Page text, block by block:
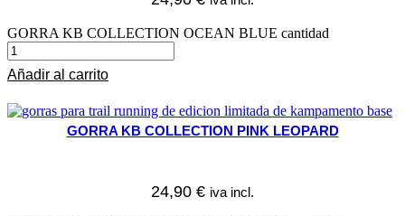
GORRA KB COLLECTION OCEAN BLUE cantidad
Añadir al carrito
GORRA KB COLLECTION PINK LEOPARD
24,90 € iva incl.